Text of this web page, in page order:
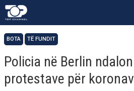
BOTA TË FUNDIT
Policia në Berlin
protestave për